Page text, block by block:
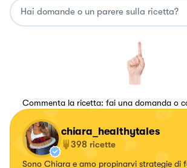
Commenta la ricetta: fai una domanda o
chiara_healthytales
398 ricette
Sono Chiara e amo propinarvi strategie di